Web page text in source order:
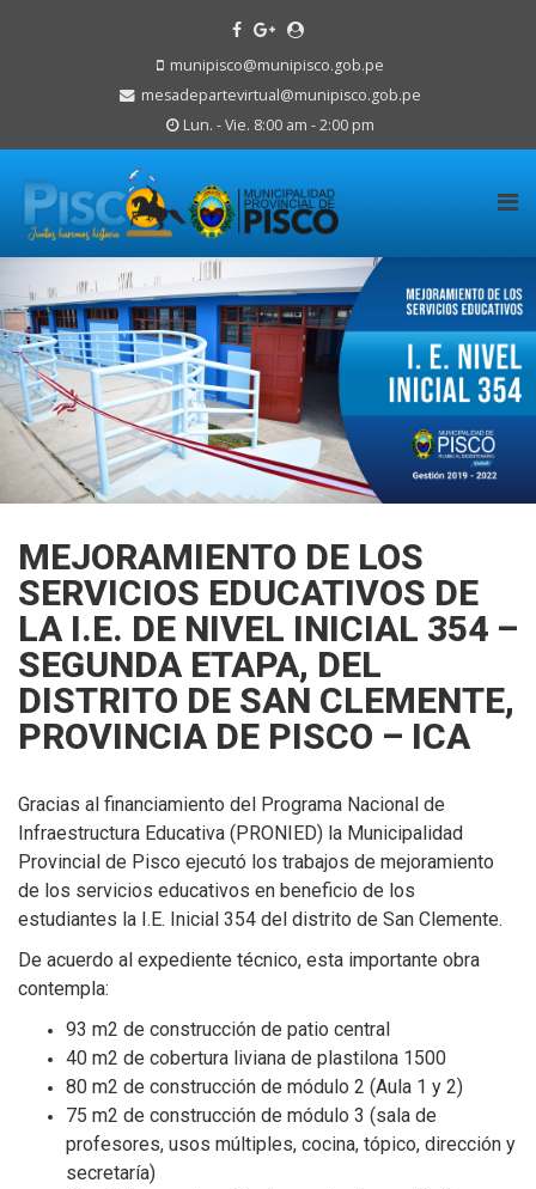
munipisco@munipisco.gob.pe
mesadepartevirtual@munipisco.gob.pe
Lun. - Vie. 8:00 am - 2:00 pm
MEJORAMIENTO DE LOS
SERVICIOS EDUCATIVOS DE
LA I.E. DE NIVEL INICIAL 354 –
SEGUNDA ETAPA, DEL
DISTRITO DE SAN CLEMENTE,
PROVINCIA DE PISCO – ICA
Gracias al financiamiento del Programa Nacional de
Infraestructura Educativa (PRONIED) la Municipalidad
Provincial de Pisco ejecutó los trabajos de mejoramiento
de los servicios educativos en beneficio de los
estudiantes la I.E. Inicial 354 del distrito de San Clemente.
De acuerdo al expediente técnico, esta importante obra
contempla:
93 m2 de construcción de patio central
40 m2 de cobertura liviana de plastilona 1500
80 m2 de construcción de módulo 2 (Aula 1 y 2)
75 m2 de construcción de módulo 3 (sala de
profesores, usos múltiples, cocina, tópico, dirección y
secretaría)